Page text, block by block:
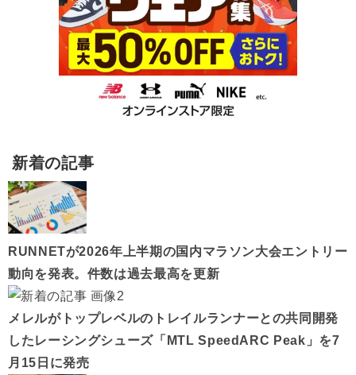
新着の記事
RUNNETが2026年上半期の国内マラソン大会エントリー
動向を発表。件数は過去最高を更新
メレルがトップレベルのトレイルランナーとの共同開発
したレーシングシューズ「MTL SpeedARC Peak」を7
月15日に発売